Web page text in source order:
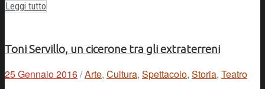
Leggi tutto
Toni Servillo, un cicerone tra gli extraterreni
25 Gennaio 2016/Arte, Cultura, Spettacolo, Storia, Teatro